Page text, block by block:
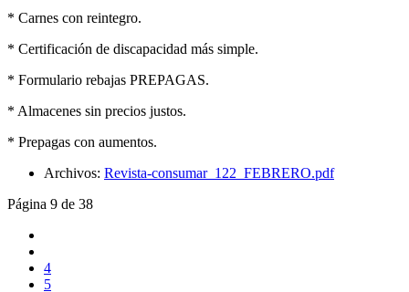
* Carnes con reintegro.
* Certificación de discapacidad más simple.
* Formulario rebajas PREPAGAS.
* Almacenes sin precios justos.
* Prepagas con aumentos.
Archivos: Revista-consumar_122_FEBRERO.pdf
Página 9 de 38
4
5